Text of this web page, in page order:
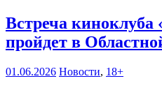
Встреча
пройдет в
01.06.2026 Новости, 18+